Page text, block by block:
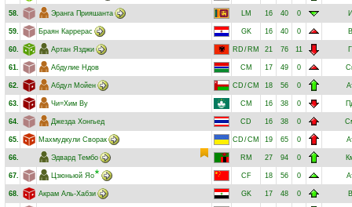
58. Эранга Прияшанта LM 16 40 0 И
59. Браян Каррерас GK 16 40 0 В
60. Артан Язджи RD / RM 21 76 11 Г
61. Абдулие Ндов CM 17 49 0
62. Абдул Мойен CD /CM 18 56 0
63. Чи=Хим Ву CM 16 38 0
64. Джезда Хонгьед CD 16 38 0
65. Махмудкули Сворак CD /CM 19 65 0
66. Эдвард Тембо RM 27 94 0
67. Цзюньюй Яо CF 18 56 0
68. Акрам Аль-Хабзи GK 17 48 0 В